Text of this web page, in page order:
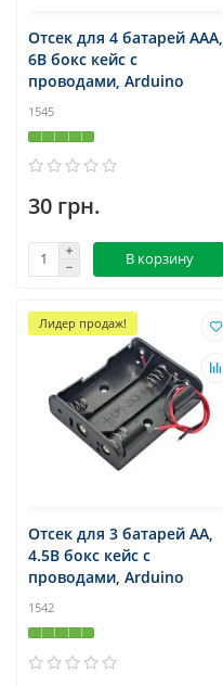
Отсек для 4 батарей AAA,
6В бокс кейс с
проводами, Arduino
1545
30 грн.
В корзину
Лидер продаж!
Отсек для 3 батарей AA,
4.5В бокс кейс с
проводами, Arduino
1542